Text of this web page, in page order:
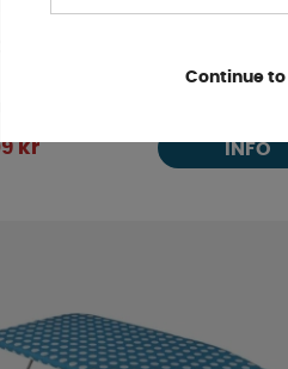
Hopfällbar Hink 15 liter
slut
kr INFO
Continue to